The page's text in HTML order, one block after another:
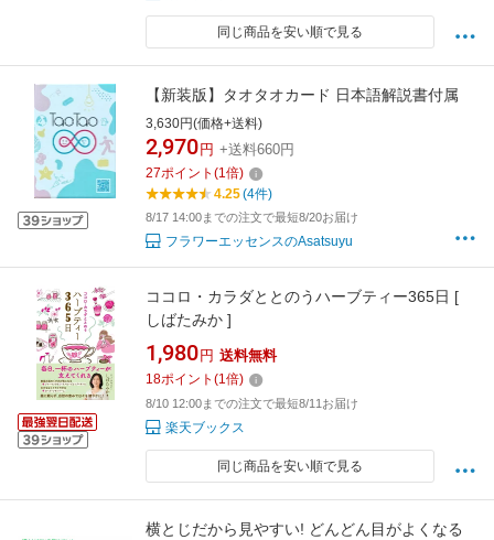
同じ商品を安い順で見る
【新装版】タオタオカード 日本語解説書付属
3,630円(価格+送料)
2,970 円 +送料660円
27ポイント (1倍)
4.25(4件)
8/17 14:00までの注文で最短8/20お届け
フラワーエッセンスのAsatsuyu
ココロ・カラダととのうハーブティー365日 [
しばたみか ]
1,980 円 送料無料
18ポイント (1倍)
8/10 12:00までの注文で最短8/11お届け
楽天ブックス
同じ商品を安い順で見る
横とじだから見やすい! どんどん目がよくなる